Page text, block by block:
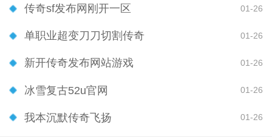
传奇sf发布网刚开一区 01-26
单职业超变刀刀切割传奇 01-26
新开传奇发布网站游戏 01-26
冰雪复古52u官网 01-26
我本沉默传奇飞扬 01-26